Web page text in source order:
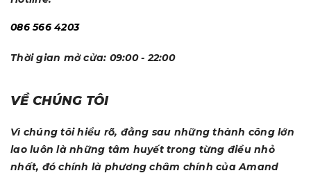
086 566 4203
Thời gian mở cửa: 09:00 - 22:00
VỀ CHÚNG TÔI
Vì chúng tôi hiểu rõ, đằng sau những thành công lớn
lao luôn là những tâm huyết trong từng điều nhỏ
nhất, đó chính là phương châm chính của Amand